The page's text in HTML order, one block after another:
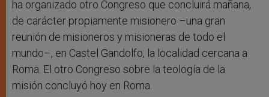
ha organizado otro Congreso que concluirá mañana,
de carácter propiamente misionero –una gran
reunión de misioneros y misioneras de todo el
mundo–, en Castel Gandolfo, la localidad cercana a
Roma. El otro Congreso sobre la teología de la
misión concluyó hoy en Roma.